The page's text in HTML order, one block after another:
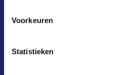
Voorkeuren
Statistieken
snel naar